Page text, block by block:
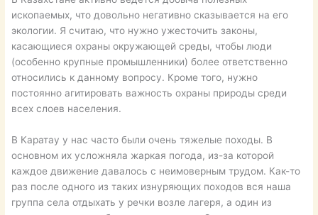
ископаемых, что довольно негативно сказывается на его
экологии. Я считаю, что нужно ужесточить законы,
касающиеся охраны окружающей среды, чтобы люди
(особенно крупные промышленники) более ответственно
относились к данному вопросу. Кроме того, нужно
постоянно агитировать важность охраны природы среди
всех слоев населения.
В Каратау у нас часто были очень тяжелые походы. В
основном их усложняла жаркая погода, из-за которой
каждое движение давалось с неимоверным трудом. Как-то
раз после одного из таких изнуряющих походов вся наша
группа села отдыхать у речки возле лагеря, а один из